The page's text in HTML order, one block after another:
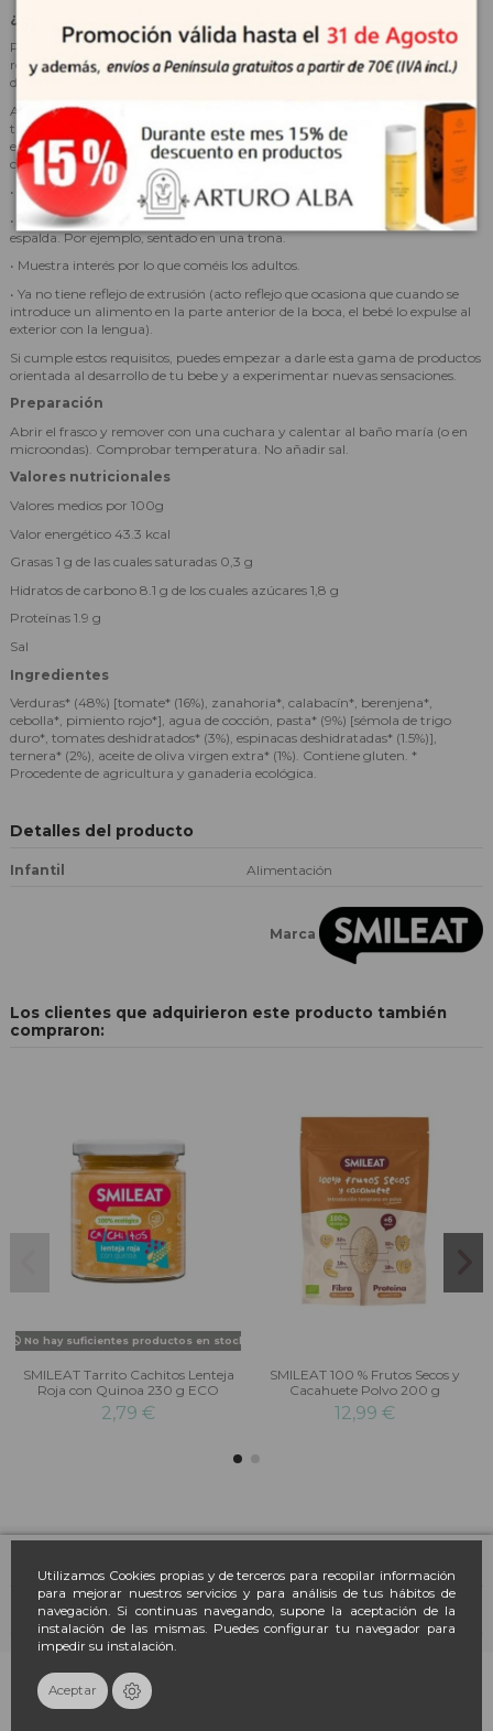
Utilizamos Cookies propias y de terceros para recopilar información
para mejorar nuestros servicios y para análisis de tus hábitos de
navegación. Si continuas navegando, supone la aceptación de la
instalación de las mismas. Puedes configurar tu navegador para
impedir su instalación.
Aceptar
¿Cómo empezar con CA-CHI-TOS?
Para disfrutar nuestra gama de tarritos con CA-CHI-TOS no te olvides de
remover bien el plato con la cucharita, para que los trocitos enteros se
distribuyan bien y consigas la textura adecuada.
Además, en importante que si te da miedo empezar a darle comida sin
triturar o piensas que se puede atragantar, comprueba si tu bebé cumple
estas condiciones que nos avisan de si un niño está preparado o no para
comer texturas algo más sólidas.
• Tiene al menos 6 meses.
• Sujeta su cabeza y puede sentarse, aunque necesite un apoyo en la
espalda. Por ejemplo, sentado en una trona.
• Muestra interés por lo que coméis los adultos.
• Ya no tiene reflejo de extrusión (acto reflejo que ocasiona que cuando se
introduce un alimento en la parte anterior de la boca, el bebé lo expulse al
exterior con la lengua).
Si cumple estos requisitos, puedes empezar a darle esta gama de productos
orientada al desarrollo de tu bebe y a experimentar nuevas sensaciones.
Preparación
Abrir el frasco y remover con una cuchara y calentar al baño maría (o en
microondas). Comprobar temperatura. No añadir sal.
Valores nutricionales
Valores medios por 100g
Valor energético 43.3 kcal
Grasas 1 g de las cuales saturadas 0,3 g
Hidratos de carbono 8.1 g de los cuales azúcares 1,8 g
Proteínas 1.9 g
Sal
Ingredientes
Verduras* (48%) [tomate* (16%), zanahoria*, calabacín*, berenjena*,
cebolla*, pimiento rojo*], agua de cocción, pasta* (9%) [sémola de trigo
duro*, tomates deshidratados* (3%), espinacas deshidratadas* (1.5%)],
ternera* (2%), aceite de oliva virgen extra* (1%). Contiene gluten. *
Procedente de agricultura y ganaderia ecológica.
Detalles del producto
Infantil Alimentación
Marca
Los clientes que adquirieron este producto también
compraron:
No hay suficientes productos en stock
SMILEAT Tarrito Cachitos Lenteja
Roja con Quinoa 230 g ECO
2,79 €
SMILEAT 100 % Frutos Secos y
Cacahuete Polvo 200 g
12,99 €
Farmacia March
Contacto